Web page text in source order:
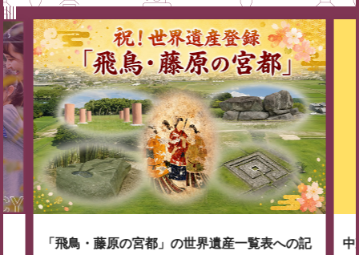
「飛鳥・藤原の宮都」の世界遺産一覧表への記
中